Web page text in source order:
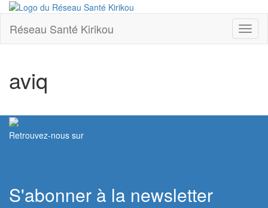
Réseau Santé Kirikou
aviq
Retrouvez-nous sur
S'abonner à la newsletter